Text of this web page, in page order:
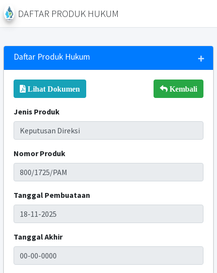
DAFTAR PRODUK HUKUM
Daftar Produk Hukum
Lihat Dokumen Kembali
Jenis Produk
Nomor Produk
Tanggal Pembuataan
Tanggal Akhir